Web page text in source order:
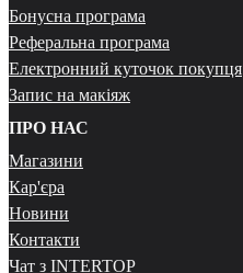
Бонусна програма
Реферальна програма
Електронний куточок покупця
Запис на макіяж
ПРО НАС
Магазини
Кар'єра
Новини
Контакти
Чат з INTERTOP